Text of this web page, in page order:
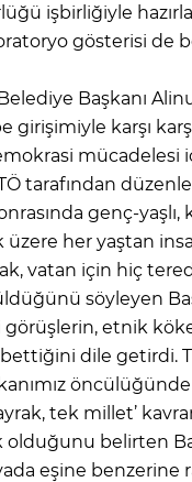
işbirliğiyle
gösterisi de
Başkanı
girişimiyle karşı
mücadelesi
tarafından
genç-yaşlı,
her yaştan
vatan için hiç
söyleyen
görüşlerin, etnik
dile getirdi.
tek millet’
olduğunu belirten
eşine benzerine